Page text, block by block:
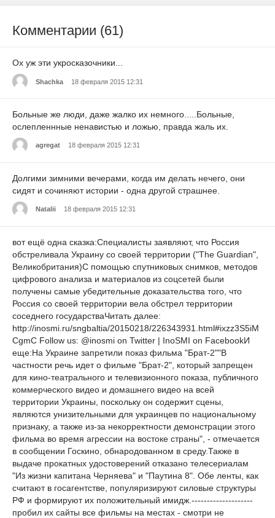
Комментарии (61)
Ох уж эти укросказочники...
Shachka 18 февраля 2015 12:31
Больные же люди, даже жалко их немного.....Больные,
ослепленнные ненавистью и ложью, правда жаль их.
agregat 18 февраля 2015 12:31
Долгими зимними вечерами, когда им делать нечего, они
сидят и сочиняют истории - одна другой страшнее.
Natalii 18 февраля 2015 12:31
вот ещё одна сказка:Специалисты заявляют, что Россия
обстреливала Украину со своей территории ("The Guardian",
Великобритания)С помощью спутниковых снимков, методов
цифрового анализа и материалов из соцсетей были
получены самые убедительные доказательства того, что
Россия со своей территории вела обстрел территории
соседнего государстваЧитать далее:
http://inosmi.ru/sngbaltia/20150218/226343931.html#ixzz3S5iM
CgmC Follow us: @inosmi on Twitter | InoSMI on FacebookИ
еще:На Украине запретили показ фильма "Брат-2""В
частности речь идет о фильме "Брат-2", который запрещен
для кино-театрального и телевизионного показа, публичного
коммерческого видео и домашнего видео на всей
территории Украины, поскольку он содержит сцены,
являются унизительными для украинцев по национальному
признаку, а также из-за некорректности демонстрации этого
фильма во время агрессии на востоке страны", - отмечается
в сообщении Госкино, обнародованном в среду.Также в
выдаче прокатных удостоверений отказано телесериалам
"Из жизни капитана Черняева" и "Паутина 8". Обе ленты, как
считают в госагентстве, популяризируют силовые структуры
РФ и формируют их положительный имидж.--------------------
пробил их сайты все фильмы на местах - смотри не